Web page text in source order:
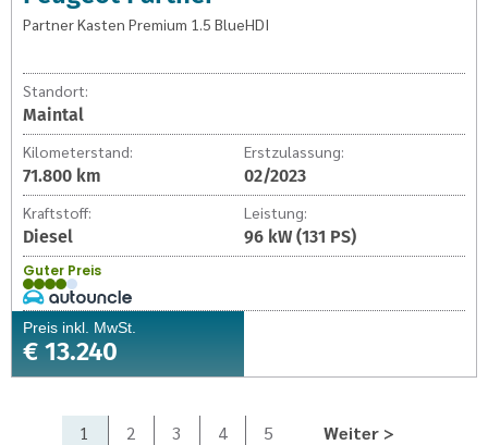
Partner Kasten Premium 1.5 BlueHDI
Standort:
Maintal
Kilometerstand:
71.800 km
Erstzulassung:
02/2023
Kraftstoff:
Diesel
Leistung:
96 kW (131 PS)
Guter Preis
Preis inkl. MwSt.
€ 13.240
1 2 3 4 5 Weiter >